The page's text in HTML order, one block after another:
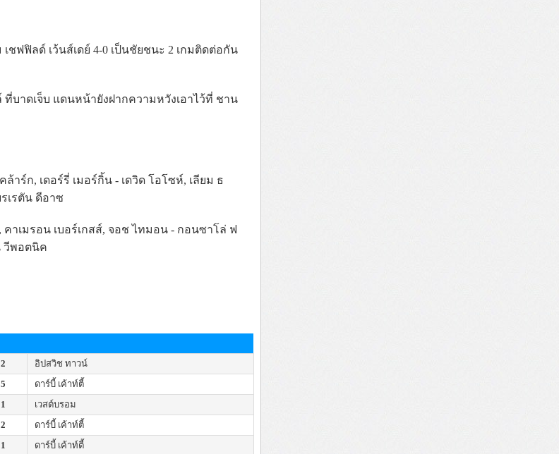
ฟฟิลด์ เว้นส์เดย์ 4-0 เป็นชัยชนะ 2 เกมติดต่อกัน
บาดเจ็บ แดนหน้ายังฝากความหวังเอาไว้ที่ ชาน
าร์ก, เดอร์รี่ เมอร์กิ้น - เดวิด โอโซห์, เลียม ธ
เรตัน ดีอาซ
าเมรอน เบอร์เกสส์, จอช ไทมอน - กอนซาโล่ ฟ
วีพอตนิค
อิปสวิช ทาวน์
ดาร์บี้ เค้าท์ตี้
เวสต์บรอม
ดาร์บี้ เค้าท์ตี้
ดาร์บี้ เค้าท์ตี้